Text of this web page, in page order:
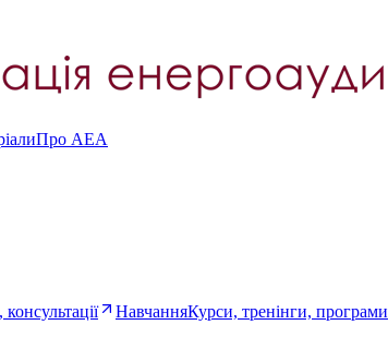
Про AEA
НавчанняКурси, тренінги, програми